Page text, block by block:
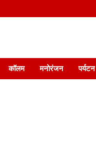
हिंदी में समाचार, विचार, ऑडियो,
कॉलम मनोरंजन पर्यटन